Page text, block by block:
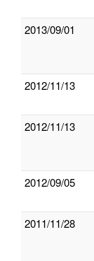
2013/09/01
2012/11/13
2012/11/13
2012/09/05
2011/11/28